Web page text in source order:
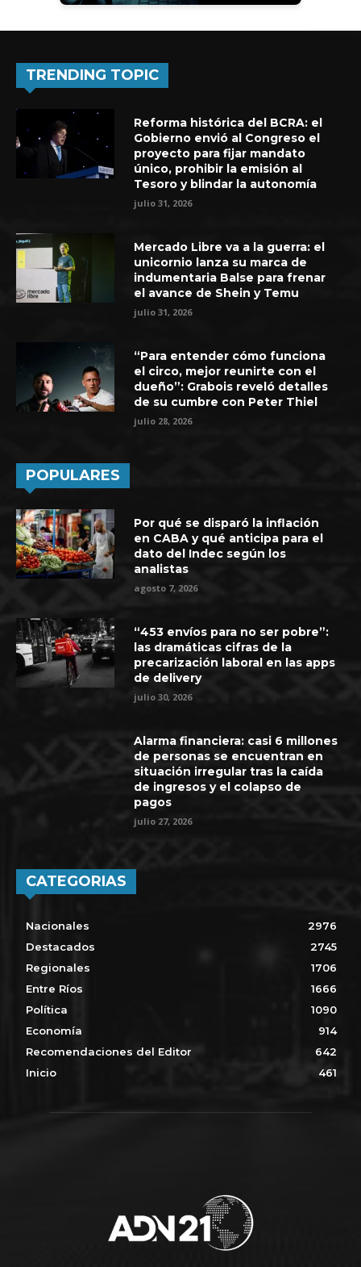
TRENDING TOPIC
Reforma histórica del BCRA: el
Gobierno envió al Congreso el
proyecto para fijar mandato
único, prohibir la emisión al
Tesoro y blindar la autonomía
julio 31, 2026
Mercado Libre va a la guerra: el
unicornio lanza su marca de
indumentaria Balse para frenar
el avance de Shein y Temu
julio 31, 2026
“Para entender cómo funciona
el circo, mejor reunirte con el
dueño”: Grabois reveló detalles
de su cumbre con Peter Thiel
julio 28, 2026
POPULARES
Por qué se disparó la inflación
en CABA y qué anticipa para el
dato del Indec según los
analistas
agosto 7, 2026
“453 envíos para no ser pobre”:
las dramáticas cifras de la
precarización laboral en las apps
de delivery
julio 30, 2026
Alarma financiera: casi 6 millones
de personas se encuentran en
situación irregular tras la caída
de ingresos y el colapso de
pagos
julio 27, 2026
CATEGORIAS
Nacionales
2976
Destacados
2745
Regionales
1706
Entre Ríos
1666
Política
1090
Economía
914
Recomendaciones del Editor
642
Inicio
461